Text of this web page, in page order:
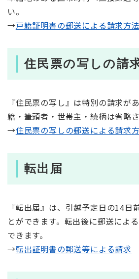
い。
→​戸籍証明書の郵送による請求方法
住民票の写しの請
『住民票の写し』は特別の請求が
籍・筆頭者・世帯主・続柄は省略さ
→​​住民票の写しの郵送による請求
転出届
『転出届』は、引越予定日の14日
とができます。転出後に郵送によ
できます。
→​転出証明書の郵送等による請求